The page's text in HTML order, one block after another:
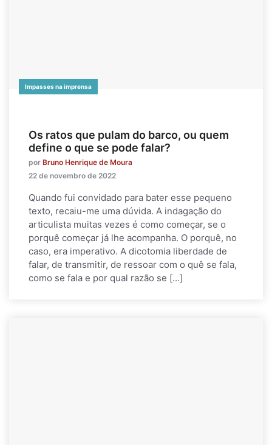
Impasses na imprensa
Os ratos que pulam do barco, ou quem
define o que se pode falar?
por Bruno Henrique de Moura
22 de novembro de 2022
Quando fui convidado para bater esse pequeno
texto, recaiu-me uma dúvida. A indagação do
articulista muitas vezes é como começar, se o
porquê começar já lhe acompanha. O porquê, no
caso, era imperativo. A dicotomia liberdade de
falar, de transmitir, de ressoar com o quê se fala,
como se fala e por qual razão se […]